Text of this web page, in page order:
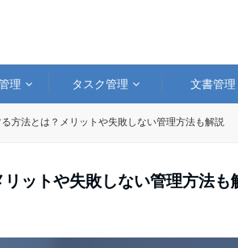
理 タスク管理 文書管理
方法とは？メリットや失敗しない管理方法も解説
ットや失敗しない管理方法も